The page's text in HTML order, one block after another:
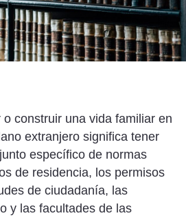
construir una vida familiar en
extranjero significa tener
específico de normas
de residencia, los permisos
de ciudadanía, las
y las facultades de las